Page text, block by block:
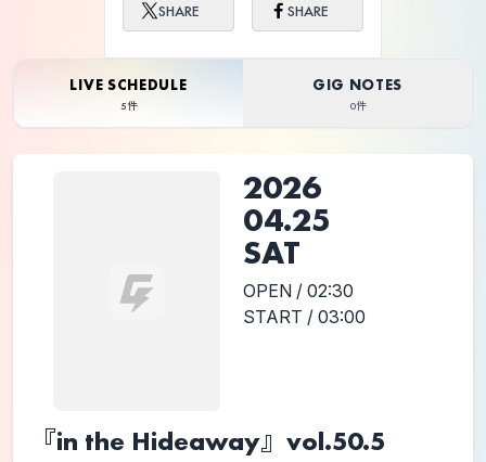
SHARE SHARE
LIVE SCHEDULE
5件
GIG NOTES
0件
2026
04.25
SAT
OPEN / 02:30
START / 03:00
『in the Hideaway』vol.50.5